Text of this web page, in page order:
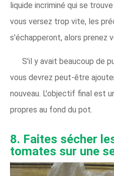
liquide incriminé qui se
vous versez trop vite, les
s'échapperont, alors prenez
S'il y avait beaucoup de
vous devrez peut-être
nouveau. L'objectif final est
propres au fond du pot.
8. Faites sécher
tomates sur une